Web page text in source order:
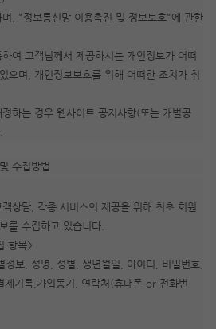
, "정보통신망 이용촉진 및 정보보호"에 관한
여 고객님께서 제공하시는 개인정보가 어떠
으며, 개인정보보호를 위해 어떠한 조치가 취
하는 경우 웹사이트 공지사항(또는 개별공
수집방법
상담, 각종 서비스의 제공을 위해 최초 회원
를 수집하고 있습니다.
항목>
정보, 성명, 성별, 생년월일, 아이디, 비밀번호,
제기록,가입동기, 연락처(휴대폰 or 전화번